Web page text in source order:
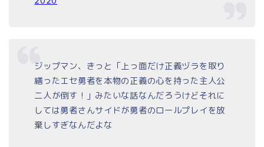
ジップマン、きっと「上っ面だけ正義ヅラを取り
繕ったエセ勇者を本物の正義の心を持った主人公
二人が倒す！」みたいな話なんだろうけどそれに
しては勇者さんサイドが勇者のロールプレイを放
棄しすぎなんだよな